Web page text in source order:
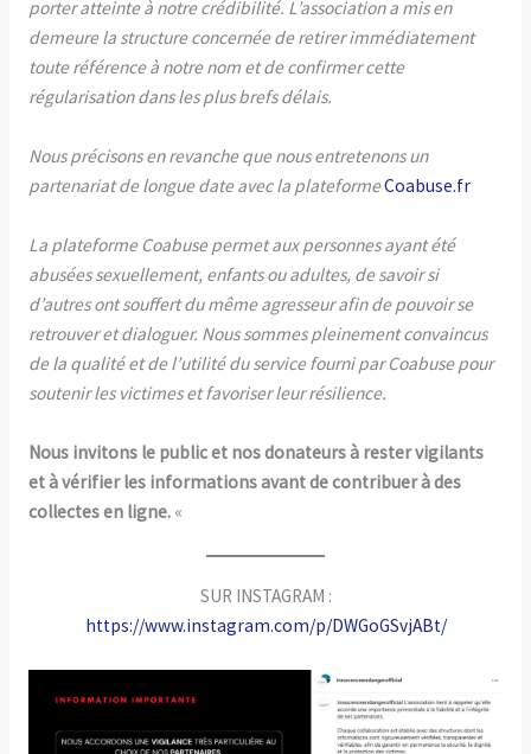
porter atteinte à notre crédibilité. L’association a mis en
demeure la structure concernée de retirer immédiatement
toute référence à notre nom et de confirmer cette
régularisation dans les plus brefs délais.
Nous précisons en revanche que nous entretenons un
partenariat de longue date avec la plateformeCoabuse.fr
La plateforme Coabuse permet aux personnes ayant été
abusées sexuellement, enfants ou adultes, de savoir si
d’autres ont souffert du même agresseur afin de pouvoir se
retrouver et dialoguer. Nous sommes pleinement convaincus
de la qualité et de l’utilité du service fourni par Coabuse pour
soutenir les victimes et favoriser leur résilience.
Nous invitons le public et nos donateurs à rester vigilants
et à vérifier les informations avant de contribuer à des
collectes en ligne. «
SUR INSTAGRAM :
https://www.instagram.com/p/DWGoGSvjABt/